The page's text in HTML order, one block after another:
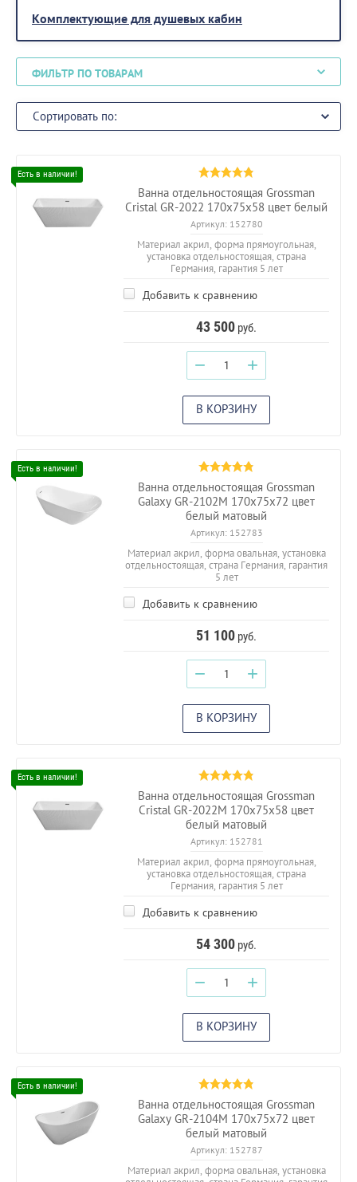
Комплектующие для душевых кабин
ФИЛЬТР ПО ТОВАРАМ
Сортировать по:
Ванна отдельностоящая Grossman
Cristal GR-2022 170х75х58 цвет белый
Артикул:152780
Материал акрил, форма прямоугольная,
установка отдельностоящая, страна
Германия, гарантия 5 лет
Добавить к сравнению
43 500 руб.
− +
В КОРЗИНУ
Ванна отдельностоящая Grossman
Galaxy GR-2102M 170х75х72 цвет
белый матовый
Артикул:152783
Материал акрил, форма овальная, установка
отдельностоящая, страна Германия, гарантия
5 лет
Добавить к сравнению
51 100 руб.
− +
В КОРЗИНУ
Ванна отдельностоящая Grossman
Cristal GR-2022M 170х75х58 цвет
белый матовый
Артикул:152781
Материал акрил, форма прямоугольная,
установка отдельностоящая, страна
Германия, гарантия 5 лет
Добавить к сравнению
54 300 руб.
− +
В КОРЗИНУ
Ванна отдельностоящая Grossman
Galaxy GR-2104M 170х75х72 цвет
белый матовый
Артикул:152787
Материал акрил, форма овальная, установка